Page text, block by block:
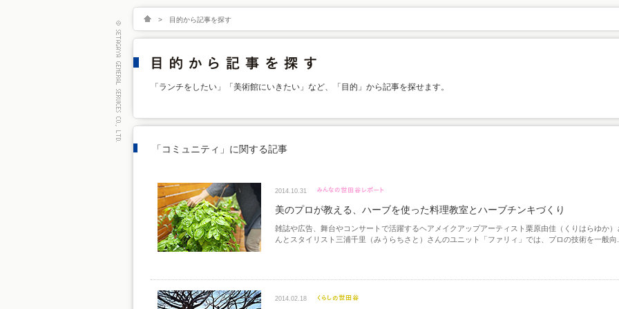
> 目的から記事を探す
「ランチをしたい」「美術館にいきたい」など、「目的」から記事を探せます。
「コミュニティ」に関する記事
2014.10.31
美のプロが教える、ハーブを使った料理教室とハーブチンキづくり
雑誌や広告、舞台やコンサートで活躍するヘアメイクアップアーティスト栗原由佳（くりはらゆか）
んとスタイリスト三浦千里（みうらちさと）さんのユニット「ファリィ」では、プロの技術を一般向
2014.02.18